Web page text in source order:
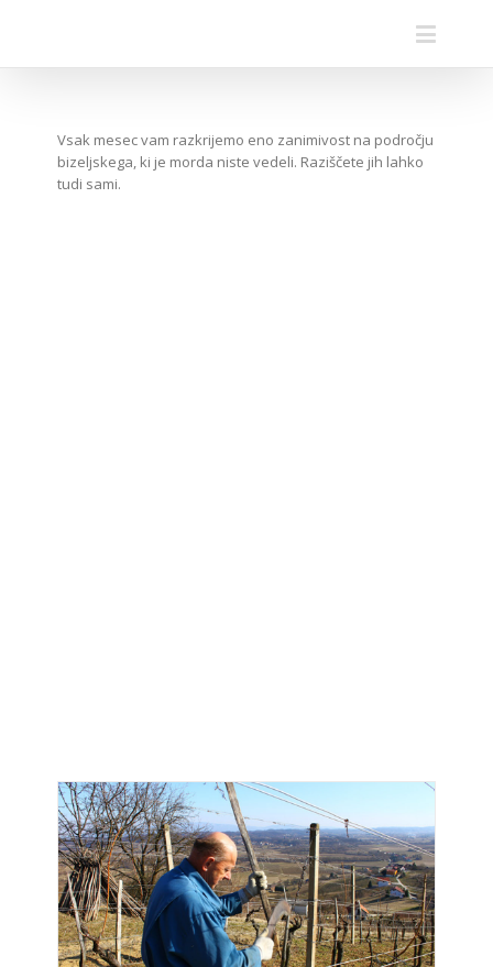
Vsak mesec vam razkrijemo eno zanimivost na področju
bizeljskega, ki je morda niste vedeli. Raziščete jih lahko
tudi sami.